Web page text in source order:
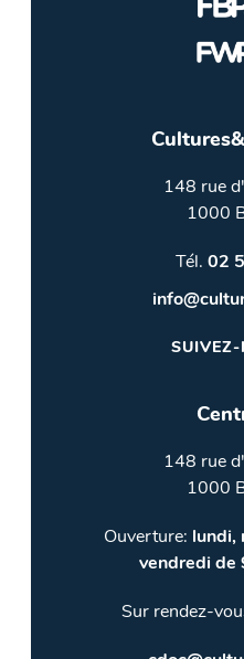
148 rue
1000
Tél. 02
SUIVEZ-
148 rue
1000
Ouverture: lundi,
vendredi de
Sur rendez-